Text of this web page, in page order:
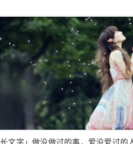
长文字」做没做过的事，爱没爱过的